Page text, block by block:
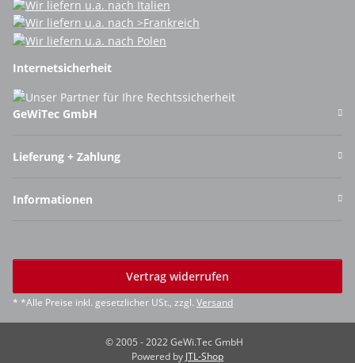
Internetsicherheit
GeWiTec GmbH
Lieferung + Zahlung
Informationen
Vertrag widerrufen
* *Alle Preise inkl. gesetzlicher USt., zzgl. Versand
© 2005 - 2022 GeWi.Tec GmbH
Powered by JTL-Shop